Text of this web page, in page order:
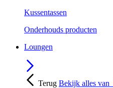
Kussentassen
Onderhouds producten
Loungen
Terug Bekijk alles van